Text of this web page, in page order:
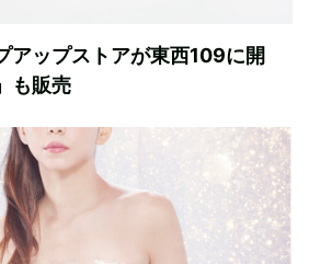
アップストアが東西109に開
も販売